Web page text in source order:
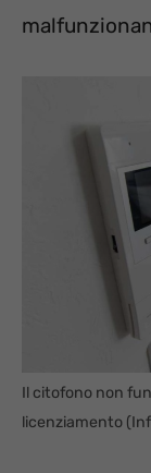
Il citofono non
licenziamento